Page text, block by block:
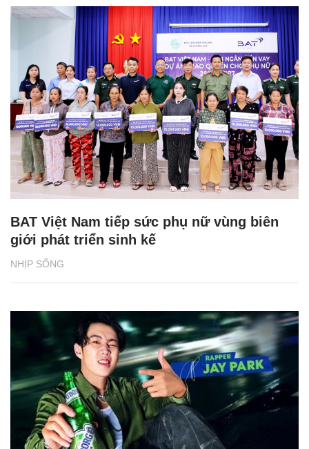
NHỊP SỐNG
BAT Việt Nam tiếp sức phụ nữ vùng biên
giới phát triển sinh kế